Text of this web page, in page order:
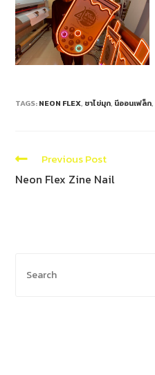
TAGS:NEON FLEX, ชาไข่มุก, นีออนเฟล็ก,
Previous Post
Neon Flex Zine Nail